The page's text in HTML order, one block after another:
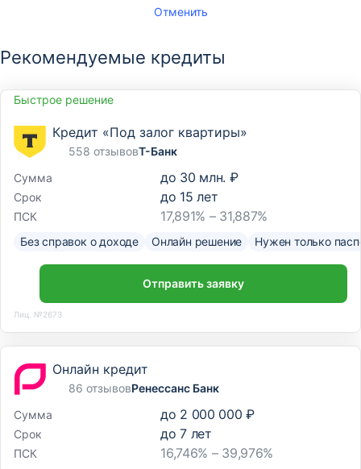
Отменить
Рекомендуемые кредиты
Быстрое решение
Кредит «Под залог квартиры»
558 отзывовТ-Банк
Сумма
до 30 млн. ₽
Срок до 15 лет
ПСК 17,891% – 31,887%
Без справок о доходе Онлайн решение Нужен только
Отправить заявку
Лиц. №2673
Онлайн кредит
86 отзывовРенессанс Банк
Сумма
до 2 000 000 ₽
Срок до7лет
ПСК 16,746% – 39,976%